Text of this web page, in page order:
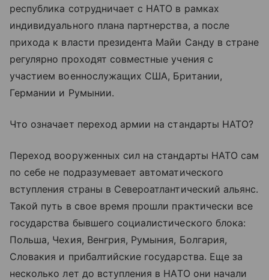
республика сотрудничает с НАТО в рамках
индивидуального плана партнерства, а после
прихода к власти президента Майи Санду в стране
регулярно проходят совместные учения с
участием военнослужащих США, Британии,
Германии и Румынии.
Что означает переход армии на стандарты НАТО?
Переход вооруженных сил на стандарты НАТО сам
по себе не подразумевает автоматического
вступления страны в Североатлантический альянс.
Такой путь в свое время прошли практически все
государства бывшего социалистического блока:
Польша, Чехия, Венгрия, Румыния, Болгария,
Словакия и прибалтийские государства. Еще за
несколько лет до вступления в НАТО они начали